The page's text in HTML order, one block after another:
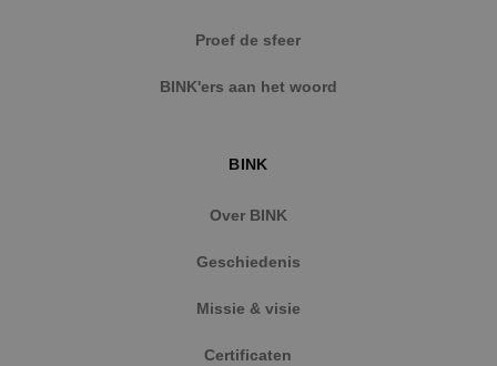
Proef de sfeer
BINK'ers aan het woord
BINK
Over BINK
Geschiedenis
Missie & visie
Certificaten
Strikt noodzakelijke cookies maken de
website kan niet goed worden gebruikt zonder de